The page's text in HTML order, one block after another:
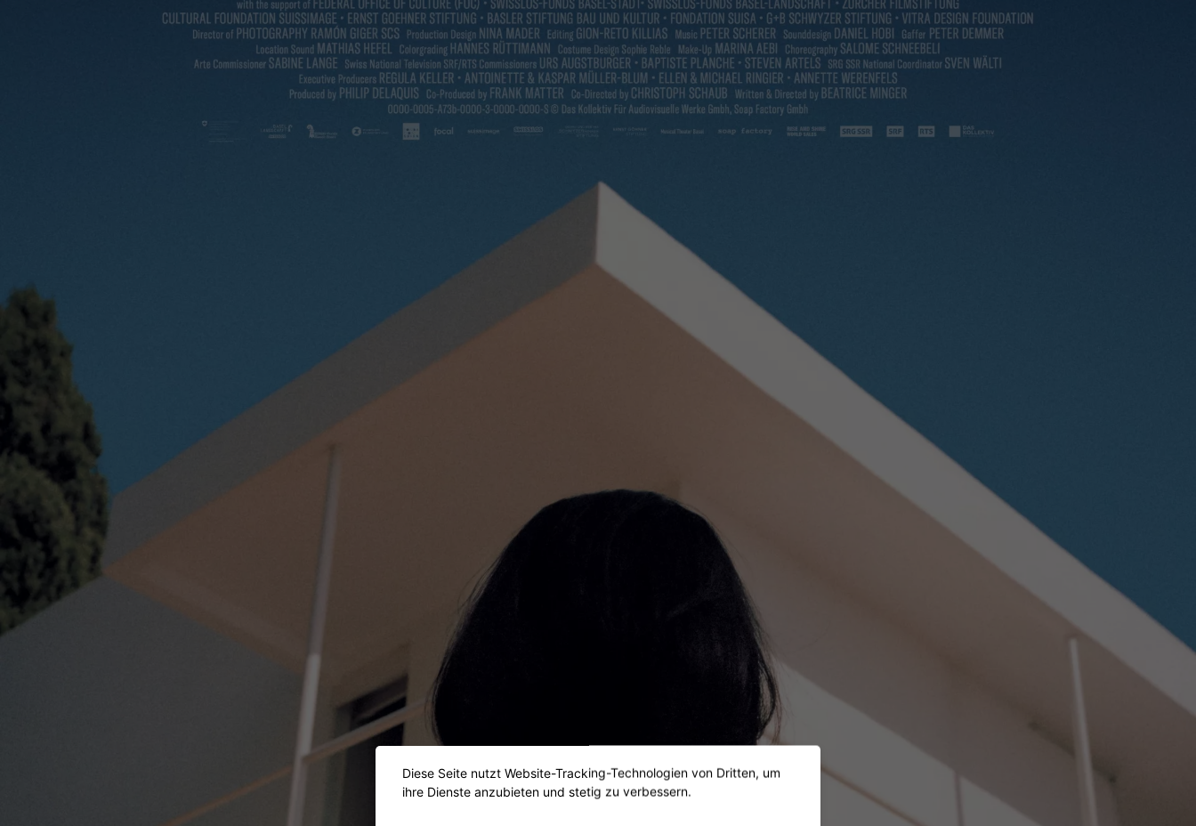
Diese Seite nutzt Website-Tracking-Technologien von Dritten, um
ihre Dienste anzubieten und stetig zu verbessern.